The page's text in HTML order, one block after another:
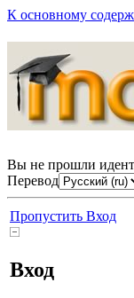
К основному
Вы не прошли
Перевод
Пропустить Вход
Вход